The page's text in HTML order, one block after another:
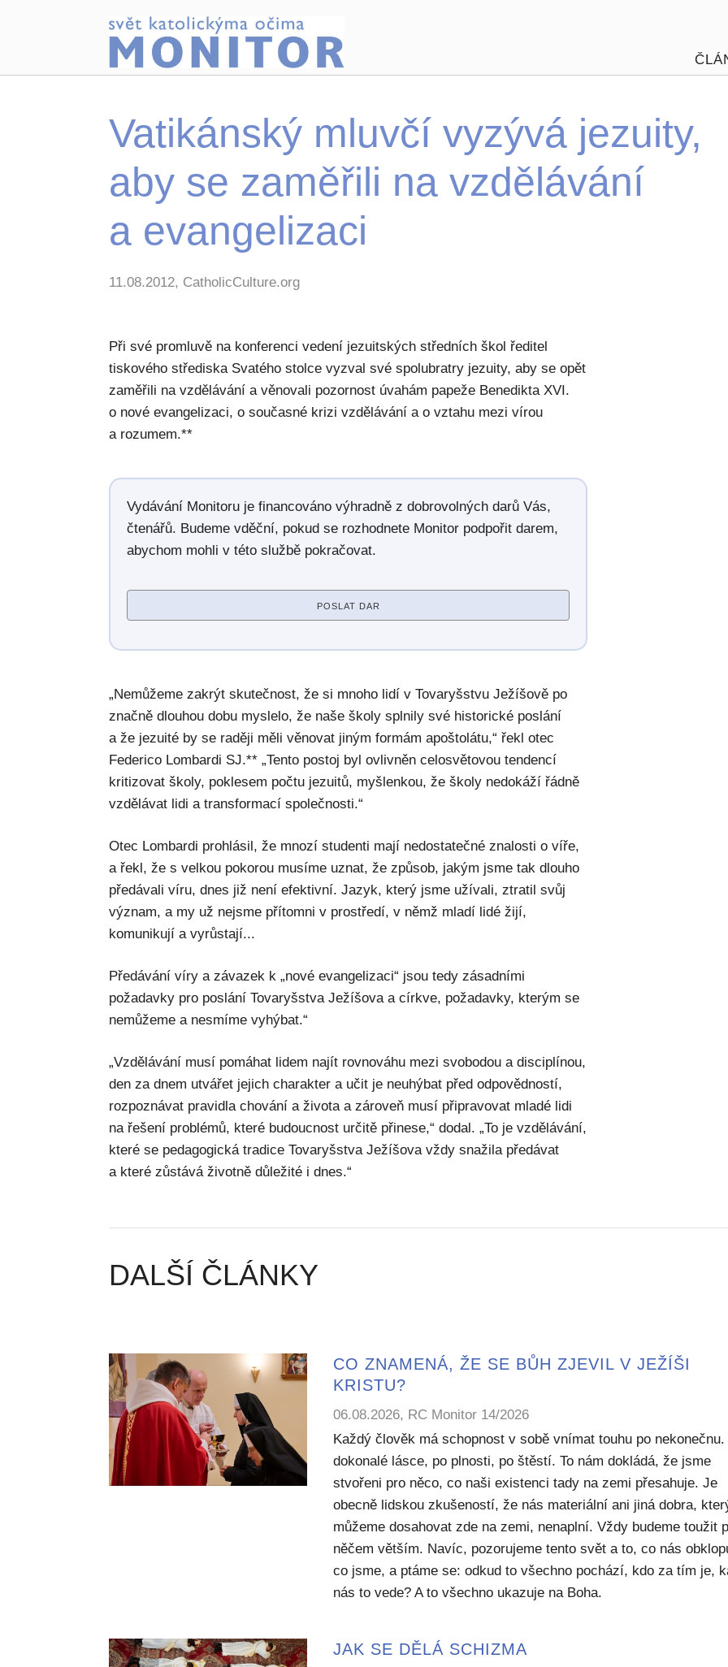
Vatikánský mluvčí vyzývá jezuity,
aby se zaměřili na vzdělávání
a evangelizaci
11.08.2012, CatholicCulture.org
Při své promluvě na konferenci vedení jezuitských středních škol ředitel
tiskového střediska Svatého stolce vyzval své spolubratry jezuity, aby se opět
zaměřili na vzdělávání a věnovali pozornost úvahám papeže Benedikta XVI.
o nové evangelizaci, o současné krizi vzdělávání a o vztahu mezi vírou
a rozumem.**
Vydávání Monitoru je financováno výhradně z dobrovolných darů Vás,
čtenářů. Budeme vděční, pokud se rozhodnete Monitor podpořit darem,
abychom mohli v této službě pokračovat.
POSLAT DAR
„Nemůžeme zakrýt skutečnost, že si mnoho lidí v Tovaryšstvu Ježíšově po
značně dlouhou dobu myslelo, že naše školy splnily své historické poslání
a že jezuité by se raději měli věnovat jiným formám apoštolátu,“ řekl otec
Federico Lombardi SJ.** „Tento postoj byl ovlivněn celosvětovou tendencí
kritizovat školy, poklesem počtu jezuitů, myšlenkou, že školy nedokáží řádně
vzdělávat lidi a transformací společnosti.“
Otec Lombardi prohlásil, že mnozí studenti mají nedostatečné znalosti o víře,
a řekl, že s velkou pokorou musíme uznat, že způsob, jakým jsme tak dlouho
předávali víru, dnes již není efektivní. Jazyk, který jsme užívali, ztratil svůj
význam, a my už nejsme přítomni v prostředí, v němž mladí lidé žijí,
komunikují a vyrůstají...
Předávání víry a závazek k „nové evangelizaci“ jsou tedy zásadními
požadavky pro poslání Tovaryšstva Ježíšova a církve, požadavky, kterým se
nemůžeme a nesmíme vyhýbat.“
„Vzdělávání musí pomáhat lidem najít rovnováhu mezi svobodou a disciplínou,
den za dnem utvářet jejich charakter a učit je neuhýbat před odpovědností,
rozpoznávat pravidla chování a života a zároveň musí připravovat mladé lidi
na řešení problémů, které budoucnost určitě přinese,“ dodal. „To je vzdělávání,
které se pedagogická tradice Tovaryšstva Ježíšova vždy snažila předávat
a které zůstává životně důležité i dnes.“
DALŠÍ ČLÁNKY
CO ZNAMENÁ, ŽE SE BŮH ZJEVIL V JEŽÍŠI
KRISTU?
06.08.2026, RC Monitor 14/2026
Každý člověk má schopnost v sobě vnímat touhu po nekonečnu.
dokonalé lásce, po plnosti, po štěstí. To nám dokládá, že jsme
stvořeni pro něco, co naši existenci tady na zemi přesahuje. Je
obecně lidskou zkušeností, že nás materiální ani jiná dobra,
můžeme dosahovat zde na zemi, nenaplní. Vždy budeme toužit
něčem větším. Navíc, pozorujeme tento svět a to, co nás
co jsme, a ptáme se: odkud to všechno pochází, kdo za tím je,
nás to vede? A to všechno ukazuje na Boha.
JAK SE DĚLÁ SCHIZMA